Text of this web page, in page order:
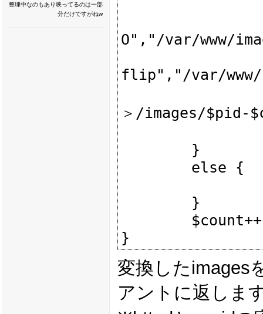
整理中なのもあり映ってるのは一部
分だけですがねw
O","/var/www/
flip","/var/
＞/images/
変換したimages
アントに返しま